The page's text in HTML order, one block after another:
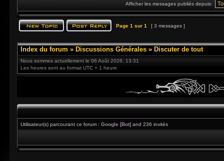
Afficher les messages publiés depuis:
Page 1 sur 1 [ 3 messages ]
Index du forum » Discussions Générales » Discuter de tout
Nous sommes actuellement le 06 Août 2026, 13:31
Les heures sont au format UTC + 1 heure
Utilisateur(s) parcourant ce forum : Google [Bot] and 236 invités